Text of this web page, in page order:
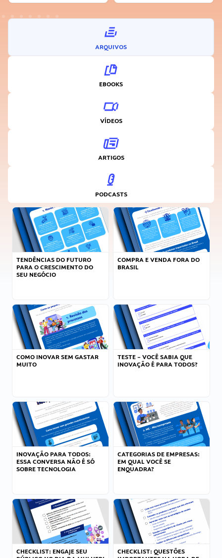
ARQUIVOS
EBOOKS
VÍDEOS
ARTIGOS
PODCASTS
TENDÊNCIAS DO FUTURO
PARA O CRESCIMENTO DO
SEU NEGÓCIO
COMPRA E VENDA FORA DO
BRASIL
COMO INOVAR SEM GASTAR
MUITO
TESTE – VOCÊ SABIA QUE
INOVAÇÃO É PARA TODOS?
INOVAÇÃO PARA TODOS:
ESSA CONVERSA NÃO É SÓ
SOBRE TECNOLOGIA
CATEGORIAS DE EMPRESAS:
EM QUAL VOCÊ SE
ENQUADRA?
CHECKLIST: ENGAJE SEU
CHECKLIST: QUESTÕES